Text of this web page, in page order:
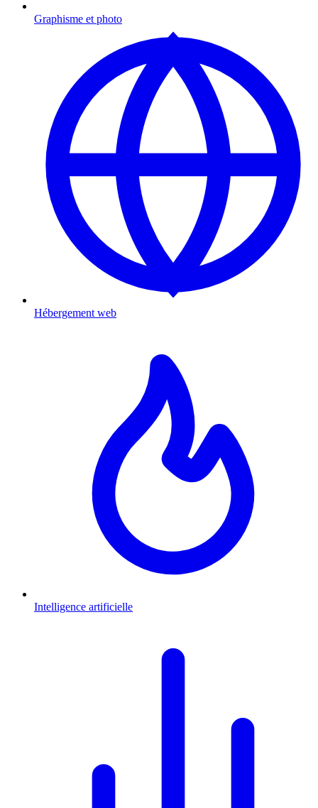
Graphisme et photo
Hébergement web
Intelligence artificielle